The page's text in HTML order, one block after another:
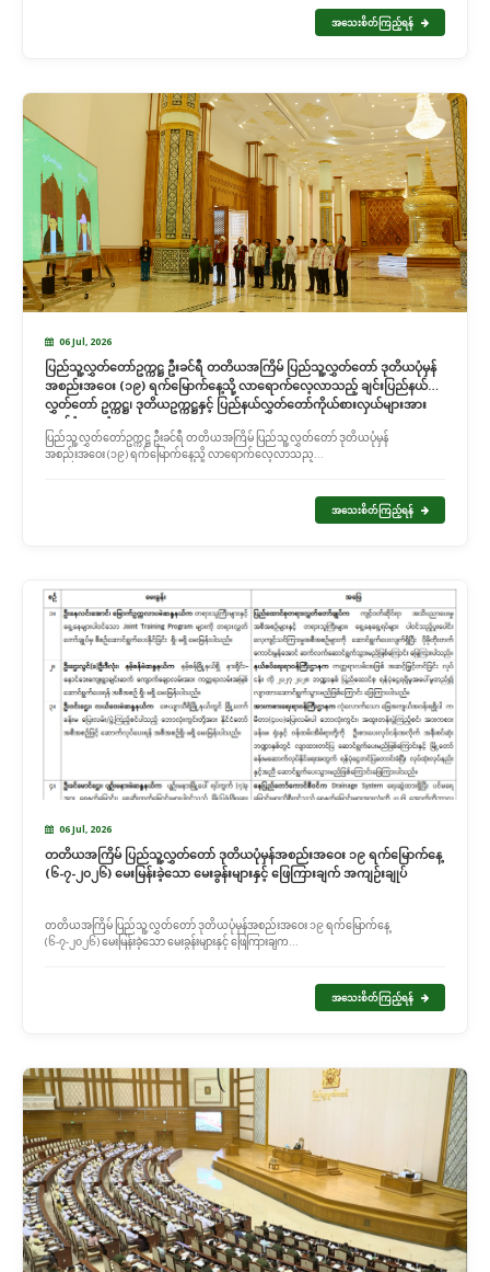
အသေးစိတ်ကြည့်ရန်
06 Jul, 2026
ပြည်သူ့လွှတ်တော်ဥက္ကဋ္ဌ ဦးခင်ရီ တတိယအကြိမ် ပြည်သူ့လွှတ်တော် ဒုတိယပုံမှန်
အစည်းအဝေး (၁၉) ရက်မြောက်နေ့သို့ လာရောက်လေ့လာသည့် ချင်းပြည်နယ်
လွှတ်တော် ဥက္ကဋ္ဌ၊ ဒုတိယဥက္ကဋ္ဌနှင့် ပြည်နယ်လွှတ်တော်ကိုယ်စားလှယ်များအား
လက်ခံတွေ့ဆုံ
ပြည်သူ့လွှတ်တော်ဥက္ကဋ္ဌ ဦးခင်ရီ တတိယအကြိမ် ပြည်သူ့လွှတ်တော် ဒုတိယပုံမှန်
အစည်းအဝေး (၁၉) ရက်မြောက်နေ့သို့ လာရောက်လေ့လာသည့...
အသေးစိတ်ကြည့်ရန်
06 Jul, 2026
တတိယအကြိမ် ပြည်သူ့လွှတ်တော် ဒုတိယပုံမှန်အစည်းအဝေး ၁၉ ရက်မြောက်နေ့
(၆-၇-၂၀၂၆) မေးမြန်းခဲ့သော မေးခွန်းများနှင့် ဖြေကြားချက် အကျဉ်းချုပ်
တတိယအကြိမ် ပြည်သူ့လွှတ်တော် ဒုတိယပုံမှန်အစည်းအဝေး ၁၉ ရက်မြောက်နေ့
(၆-၇-၂၀၂၆) မေးမြန်းခဲ့သော မေးခွန်းများနှင့် ဖြေကြားချက...
အသေးစိတ်ကြည့်ရန်